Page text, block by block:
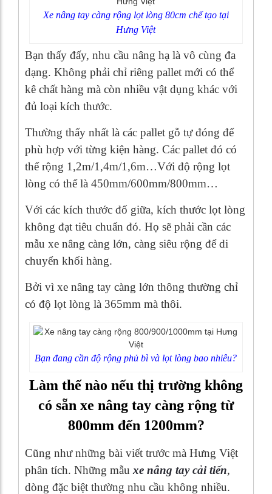
Xe nâng tay càng rộng lọt lòng 80cm chế tạo tại
Hưng Việt
Bạn thấy đấy, nhu cầu nâng hạ là vô cùng đa
dạng. Không phải chỉ riêng pallet mới có thể
kê chất hàng mà còn nhiều vật dụng khác với
đủ loại kích thước.
Thường thấy nhất là các pallet gỗ tự đóng để
phù hợp với từng kiện hàng. Các pallet đó có
thể rộng 1,2m/1,4m/1,6m…Với độ rộng lọt
lòng có thể là 450mm/600mm/800mm…
Với các kích thước đố giữa, kích thước lọt lòng
không đạt tiêu chuẩn đó. Họ sẽ phải cần các
mẫu xe nâng càng lớn, càng siêu rộng để di
chuyển khối hàng.
Bởi vì xe nâng tay càng lớn thông thường chỉ
có độ lọt lòng là 365mm mà thôi.
Bạn đang cần độ rộng phủ bì và lọt lòng bao nhiêu?
Làm thế nào nếu thị trường không
có sẵn xe nâng tay càng rộng từ
800mm đến 1200mm?
Cũng như những bài viết trước mà Hưng Việt
phân tích. Những mẫu xe nâng tay cải tiến,
dòng đặc biệt thường nhu cầu không nhiều.